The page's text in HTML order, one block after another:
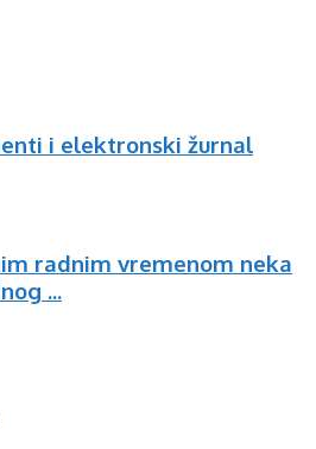
i elektronski žurnal
radnim vremenom neka
...